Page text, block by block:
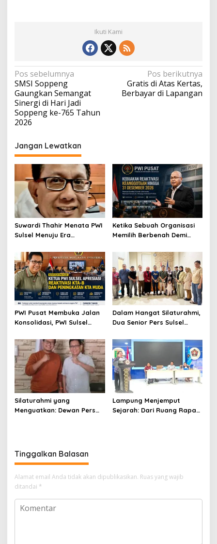
Ikuti Kami
Navigasi
pos
Pos sebelumnya
SMSI Soppeng
Gaungkan Semangat
Sinergi di Hari Jadi
Soppeng ke-765 Tahun
2026
Pos berikutnya
Gratis di Atas Kertas,
Berbayar di Lapangan
Jangan Lewatkan
Suwardi Thahir Menata PWI
Sulsel Menuju Era
Ketika Sebuah Organisasi
Memilih Berbenah Demi
PWI Pusat Membuka Jalan
Konsolidasi, PWI Sulsel
Dalam Hangat Silaturahmi,
Dua Senior Pers Sulsel
untuk PWI Sulsel
Silaturahmi yang
Menguatkan: Dewan Pers
Lampung Menjemput
Sejarah: Dari Ruang Rapat
Tinggalkan Balasan
Alamat email Anda tidak akan dipublikasikan. Ruas yang wajib
ditandai *